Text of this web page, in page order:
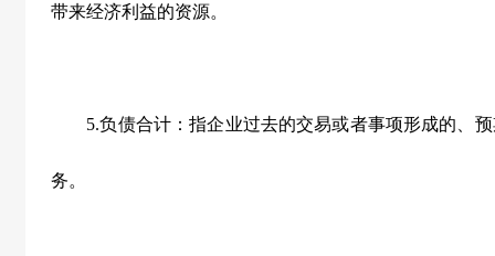
带来经济利益的资源。
5.负债合计：指企业过去的交易或者事项形成的、预
务。